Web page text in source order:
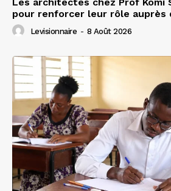
pour renforcer leur rôle auprès
Levisionnaire - 8 Août 2026